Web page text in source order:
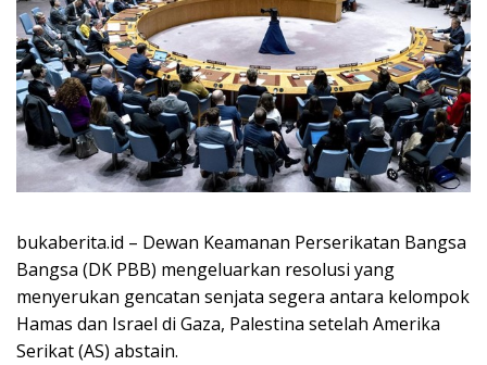
bukaberita.id – Dewan Keamanan Perserikatan Bangsa
Bangsa (DK PBB) mengeluarkan resolusi yang
menyerukan gencatan senjata segera antara kelompok
Hamas dan Israel di Gaza, Palestina setelah Amerika
Serikat (AS) abstain.